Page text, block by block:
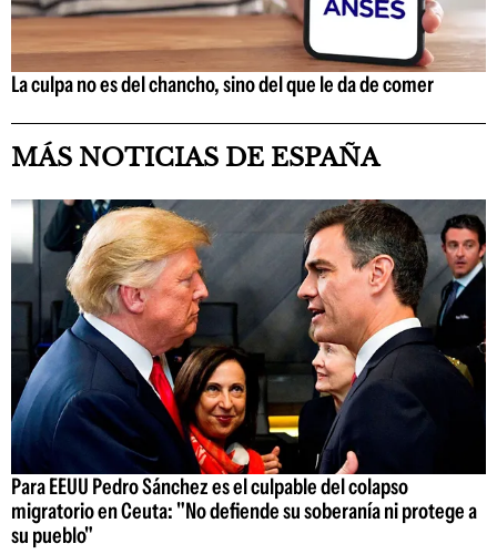
La culpa no es del chancho, sino del que le da de comer
MÁS NOTICIAS DE ESPAÑA
Para EEUU Pedro Sánchez es el culpable del colapso
migratorio en Ceuta: "No defiende su soberanía ni protege a
su pueblo"